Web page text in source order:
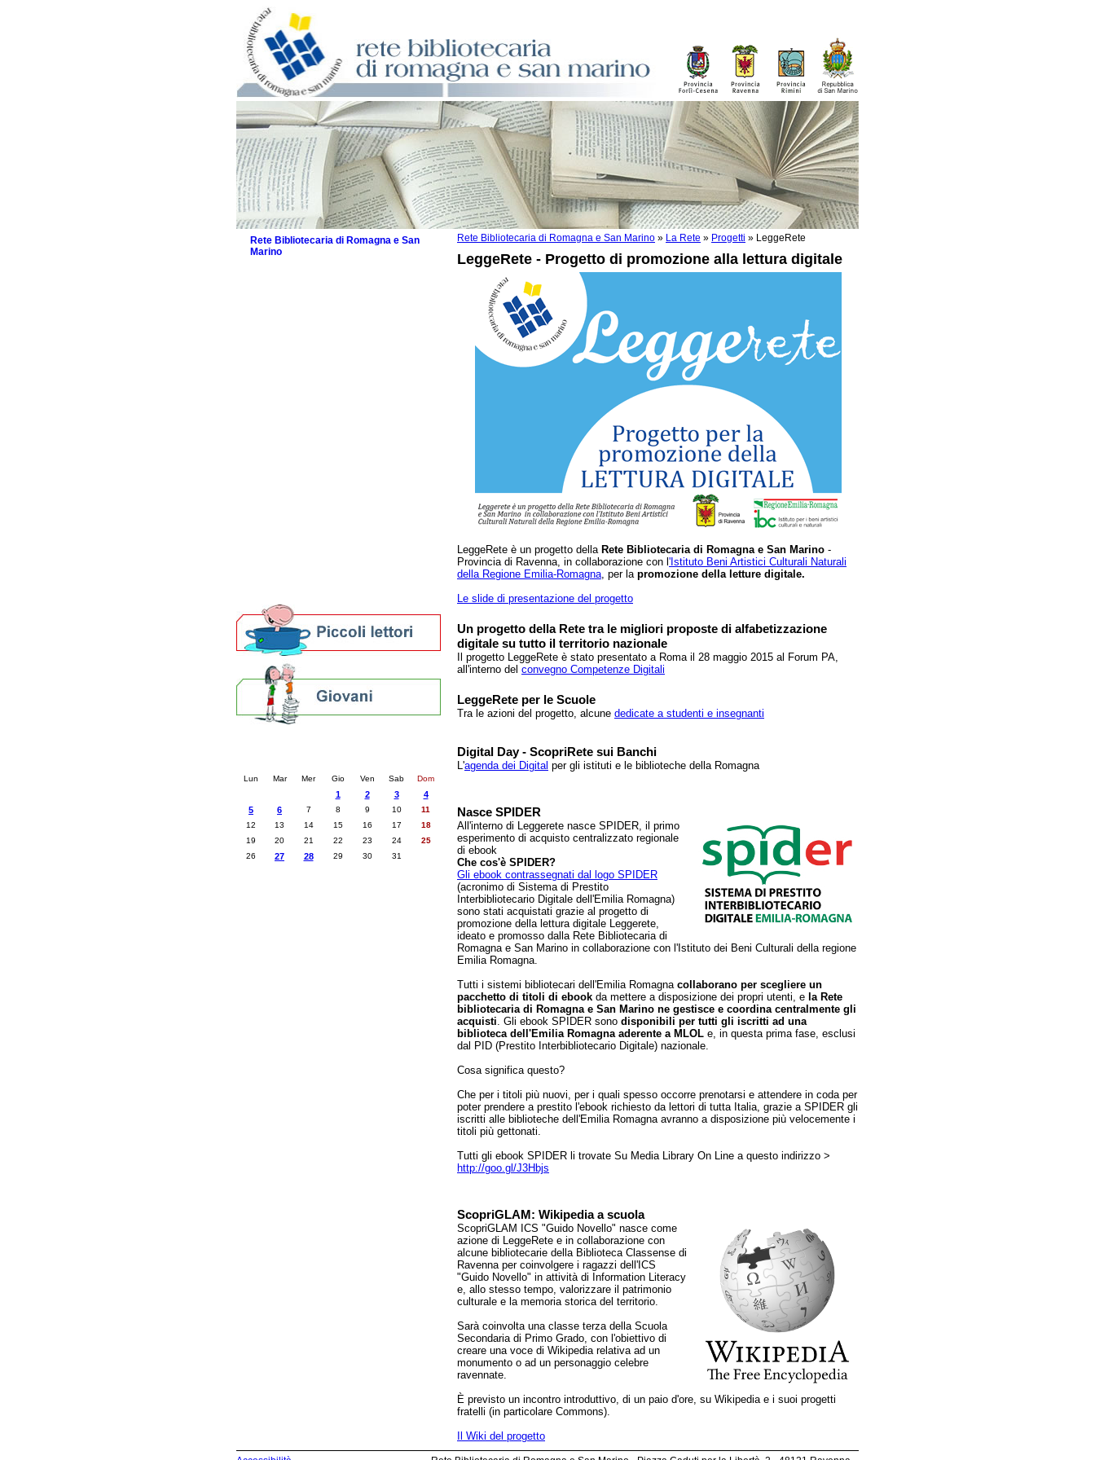
Rete Bibliotecaria di Romagna e San Marino » La Rete » Progetti » LeggeRete
LeggeRete - Progetto di promozione alla lettura digitale
LeggeRete è un progetto della Rete Bibliotecaria di Romagna e San Marino -
Provincia di Ravenna, in collaborazione con l 'Istituto Beni Artistici Culturali Naturali
della Regione Emilia-Romagna, per la promozione della letture digitale.
Le slide di presentazione del progetto
Un progetto della Rete tra le migliori proposte di alfabetizzazione
digitale su tutto il territorio nazionale
Il progetto LeggeRete è stato presentato a Roma il 28 maggio 2015 al Forum PA,
all'interno del convegno Competenze Digitali
LeggeRete per le Scuole
Tra le azioni del progetto, alcune dedicate a studenti e insegnanti
Digital Day - ScopriRete sui Banchi
L'agenda dei Digital per gli istituti e le biblioteche della Romagna
Nasce SPIDER
All'interno di Leggerete nasce SPIDER, il primo
esperimento di acquisto centralizzato regionale
di ebook
Che cos'è SPIDER?
Gli ebook contrassegnati dal logo SPIDER
(acronimo di Sistema di Prestito
Interbibliotecario Digitale dell'Emilia Romagna)
sono stati acquistati grazie al progetto di
promozione della lettura digitale Leggerete,
ideato e promosso dalla Rete Bibliotecaria di
Romagna e San Marino in collaborazione con l'Istituto dei Beni Culturali della regione
Emilia Romagna.
Tutti i sistemi bibliotecari dell'Emilia Romagna collaborano per scegliere un
pacchetto di titoli di ebook da mettere a disposizione dei propri utenti, e la Rete
bibliotecaria di Romagna e San Marino ne gestisce e coordina centralmente gli
acquisti. Gli ebook SPIDER sono disponibili per tutti gli iscritti ad una
biblioteca dell'Emilia Romagna aderente a MLOL e, in questa prima fase, esclusi
dal PID (Prestito Interbibliotecario Digitale) nazionale.
Cosa significa questo?
Che per i titoli più nuovi, per i quali spesso occorre prenotarsi e attendere in coda per
poter prendere a prestito l'ebook richiesto da lettori di tutta Italia, grazie a SPIDER gli
iscritti alle biblioteche dell'Emilia Romagna avranno a disposizione più velocemente i
titoli più gettonati.
Tutti gli ebook SPIDER li trovate Su Media Library On Line a questo indirizzo >
http://goo.gl/J3Hbjs
ScopriGLAM: Wikipedia a scuola
ScopriGLAM ICS "Guido Novello" nasce come
azione di LeggeRete e in collaborazione con
alcune bibliotecarie della Biblioteca Classense di
Ravenna per coinvolgere i ragazzi dell'ICS
"Guido Novello" in attività di Information Literacy
e, allo stesso tempo, valorizzare il patrimonio
culturale e la memoria storica del territorio.
Sarà coinvolta una classe terza della Scuola
Secondaria di Primo Grado, con l'obiettivo di
creare una voce di Wikipedia relativa ad un
monumento o ad un personaggio celebre
ravennate.
È previsto un incontro introduttivo, di un paio d'ore, su Wikipedia e i suoi progetti
fratelli (in particolare Commons).
Il Wiki del progetto
Rete Bibliotecaria di Romagna e San
Marino
Lun Mar Mer Gio Ven Sab Dom
1 2 3
4
5
6 7 8 9 10
11
12
13 14 15 16 17
18
19
20 21 22 23 24
25
26
27 28 29 30 31